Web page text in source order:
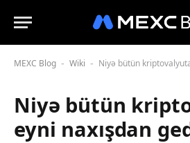
MEXC Blog - Wiki - Niyə bütün
Niyə bütün
eyni naxışdan